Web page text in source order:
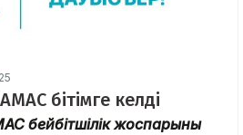
бітімге келді
бейбітшілік жоспарының